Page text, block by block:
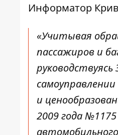
Информатор
«Учитывая
пассажиров и
и
2009 года